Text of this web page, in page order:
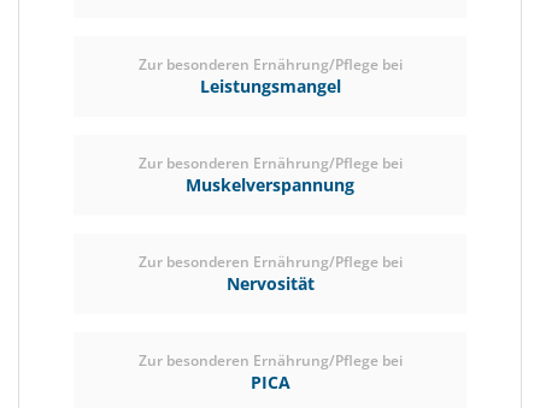
Zur besonderen Ernährung/Pflege bei
Leistungsmangel
Zur besonderen Ernährung/Pflege bei
Muskelverspannung
Zur besonderen Ernährung/Pflege bei
Nervosität
Zur besonderen Ernährung/Pflege bei
PICA